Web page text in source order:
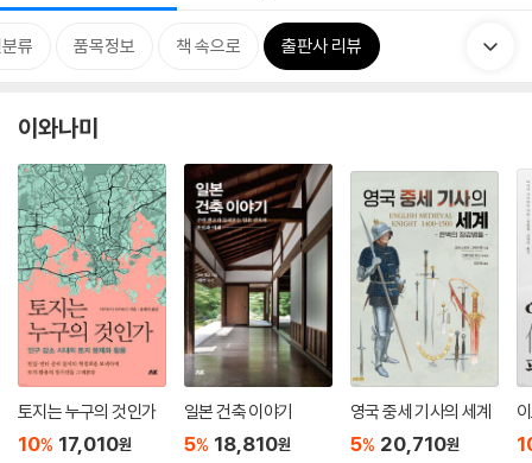
류 품목정보 책 속으로 출판사 리뷰
이와나미
토지는 누구의 것인가
10% 17,010원
일본 건축 이야기
5% 18,810원
영국 중세 기사의 세계
5% 20,710원